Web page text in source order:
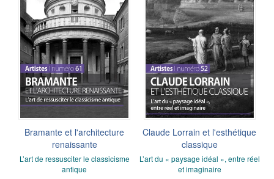
Bramante et l'architecture
renaissante
L’art de ressusciter le classicisme
antique
Claude Lorrain et l'esthétique
classique
L’art du « paysage idéal », entre réel
et imaginaire